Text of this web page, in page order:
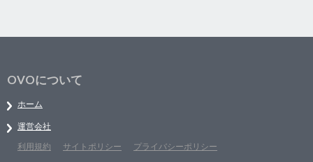
OVOについて
ホーム
運営会社
利用規約
サイトポリシー プライバシーポリシー